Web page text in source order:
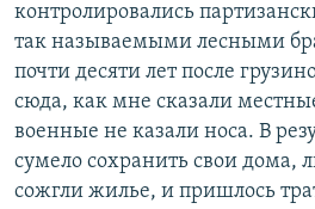
контролировались
так называемыми лесными
почти десяти лет после
сюда, как мне сказали
военные не казали носа. В
сумело сохранить свои дома,
сожгли жилье, и пришлось